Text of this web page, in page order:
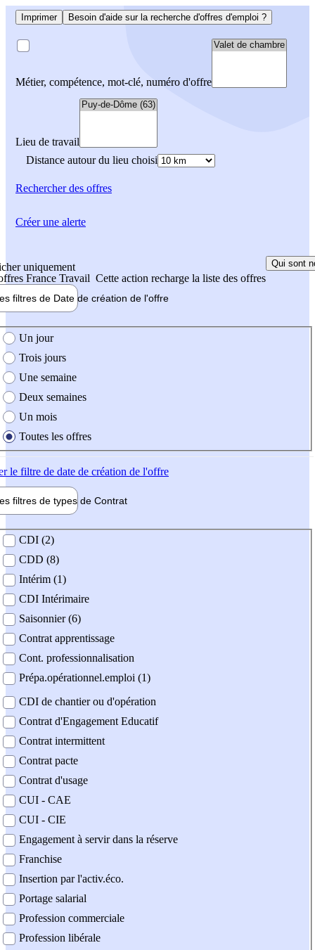
Imprimer Besoin d'aide sur la recherche d'offres d'emploi ?
Métier, compétence, mot-clé, numéro d'offre
Lieu de travail
Distance autour du lieu choisi
Rechercherdes offres
uniquement
France Travail Cette action recharge la liste des offres
Qui sont
filtres de Date de création de l'offre
création de l'offre
Un jour
Trois jours
Une semaine
Deux semaines
Un mois
Toutes les offres
le filtre de date de création de l'offre
filtres de types de Contrat
contrat
CDI (2)
CDD (8)
Intérim (1)
CDI Intérimaire
Saisonnier (6)
Contrat apprentissage
Cont. professionnalisation
Prépa.opérationnel.emploi (1)
CDI de chantier ou d'opération
Contrat d'Engagement Educatif
Contrat intermittent
Contrat pacte
Contrat d'usage
CUI - CAE
CUI - CIE
Engagement à servir dans la réserve
Franchise
Insertion par l'activ.éco.
Portage salarial
Profession commerciale
Profession libérale
Créer une alerte